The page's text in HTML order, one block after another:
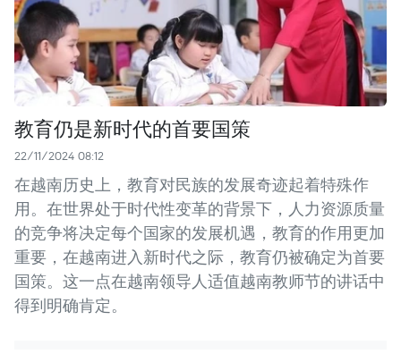
教育仍是新时代的首要国策
22/11/2024 08:12
在越南历史上，教育对民族的发展奇迹起着特殊作
用。在世界处于时代性变革的背景下，人力资源质量
的竞争将决定每个国家的发展机遇，教育的作用更加
重要，在越南进入新时代之际，教育仍被确定为首要
国策。这一点在越南领导人适值越南教师节的讲话中
得到明确肯定。